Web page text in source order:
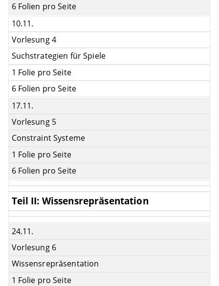
6 Folien pro Seite
10.11.
Vorlesung 4
Suchstrategien für Spiele
1 Folie pro Seite
6 Folien pro Seite
17.11.
Vorlesung 5
Constraint Systeme
1 Folie pro Seite
6 Folien pro Seite
Teil II: Wissensrepräsentation
24.11.
Vorlesung 6
Wissensrepräsentation
1 Folie pro Seite